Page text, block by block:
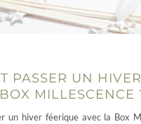
PASSER UN
MILLESCENCE
un hiver féerique avec la Box